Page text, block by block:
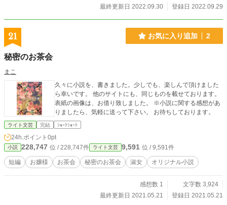
最終更新日 2022.09.30
登録日 2022.09.29
21 お気に入り追加 2
秘密のお茶会
まこ
久々に小説を、書きました。少しでも、楽しんで頂けました
ら幸いです。 他のサイトにも、同じものを載せております。
表紙の画像は、お借り致しました。 ※小説に関する感想があ
りましたら、気軽に送って下さい。 お待ちしております。
ライト文芸 完結 ｼｮｰﾄｼｮｰﾄ
24h.ポイント 0pt
小説 228,747 位 / 228,747件 ライト文芸 9,591 位 / 9,591件
短編 お嬢様 お茶会 秘密のお茶会 淑女 オリジナル小説
感想数 1
文字数 3,924
最終更新日 2021.05.21
登録日 2021.05.21